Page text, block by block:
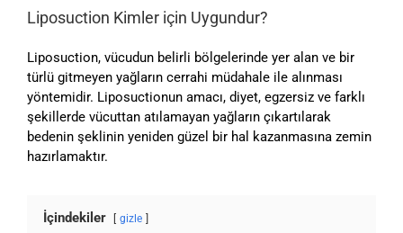
Liposuction Kimler için Uygundur?
Liposuction, vücudun belirli bölgelerinde yer alan ve bir
türlü gitmeyen yağların cerrahi müdahale ile alınması
yöntemidir. Liposuctionun amacı, diyet, egzersiz ve farklı
şekillerde vücuttan atılamayan yağların çıkartılarak
bedenin şeklinin yeniden güzel bir hal kazanmasına zemin
hazırlamaktır.
İçindekiler gizle